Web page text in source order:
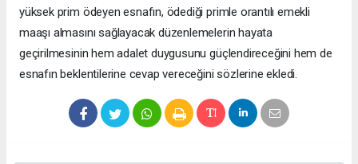
yüksek prim ödeyen esnafın, ödediği primle orantılı emekli
maaşı almasını sağlayacak düzenlemelerin hayata
geçirilmesinin hem adalet duygusunu güçlendireceğini hem de
esnafın beklentilerine cevap vereceğini sözlerine ekledi.